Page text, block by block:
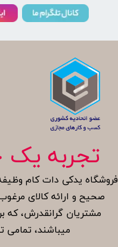
تجربه یک
فروشگاه یدکی دات کام
صحیح و ارائه کالای
مشتریان گرانقدرش، که
میباشند، تمامی